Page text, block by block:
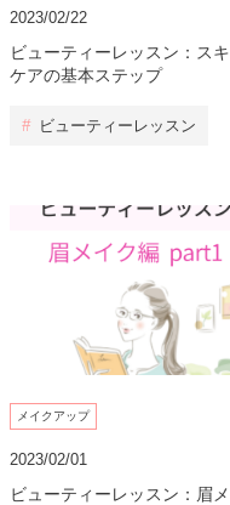
2023/02/22
ビューティーレッスン：ス
ケアの基本ステップ
# ビューティーレッスン
メイクアップ
2023/02/01
ビューティーレッスン：眉